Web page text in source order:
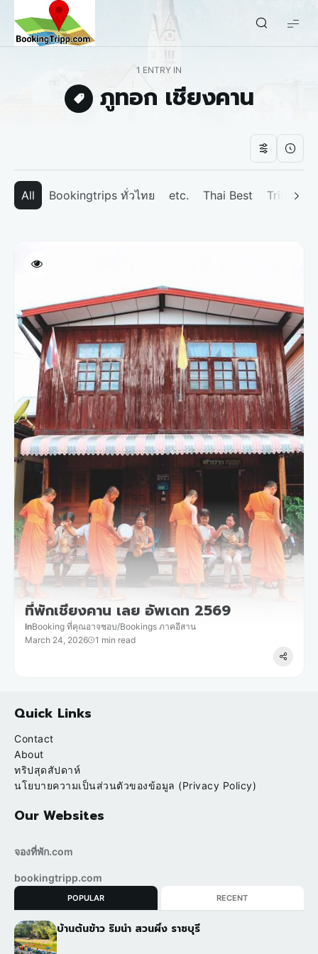
bookingtripp.com
1 ENTRY IN
ภูทอก เชียงคาน
All Bookingtrips ทั่วไทย etc. Thai Best Tripp
ที่พักเชียงคาน เลย อัพเดท 2569
InBooking ที่คุณอาจชอบ/Bookings ภาคอีสาน
March 24, 2026
1 min read
Quick Links
Contact
About
ทริปสุดสัปดาห์
นโยบายความเป็นส่วนตัวของข้อมูล (Privacy Policy)
Our Websites
จองที่พัก.com
bookingtripp.com
POPULAR RECENT
บ้านต้นข้าว ริมน้ำ สวนผึ้ง ราชบุรี